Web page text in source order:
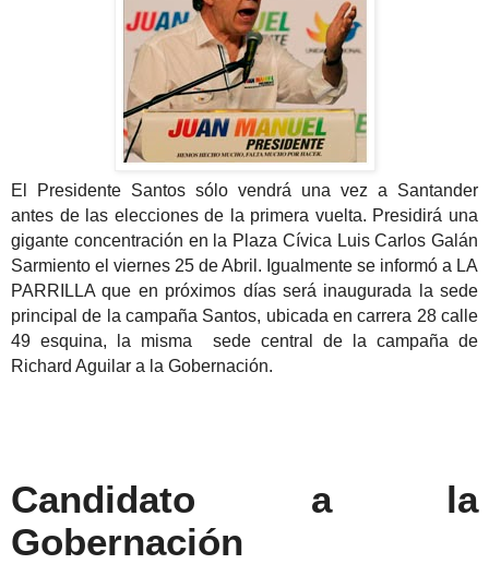
El Presidente Santos sólo vendrá una vez a Santander
antes de las elecciones de la primera vuelta. Presidirá una
gigante concentración en la Plaza Cívica Luis Carlos Galán
Sarmiento el viernes 25 de Abril. Igualmente se informó a LA
PARRILLA que en próximos días será inaugurada la sede
principal de la campaña Santos, ubicada en carrera 28 calle
49 esquina, la misma sede central de la campaña de
Richard Aguilar a la Gobernación.
Candidato a la
Gobernación